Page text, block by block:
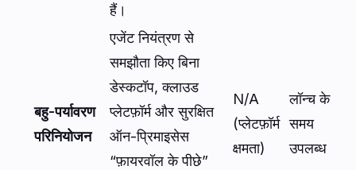
हैं।
बहु-पर्यावरण
परिनियोजन
एजेंट नियंत्रण से
समझौता किए बिना
डेस्कटॉप, क्लाउड
प्लेटफ़ॉर्म और सुरक्षित
ऑन-प्रिमाइसेस
“फ़ायरवॉल के पीछे”
N/A
(प्लेटफ़ॉर्म
क्षमता)
लॉन्च के
समय
उपलब्ध